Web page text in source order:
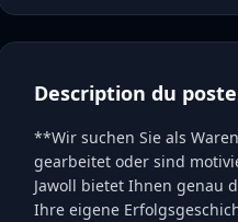
Description du poste
**Wir suchen Sie als
gearbeitet oder sind
Jawoll bietet Ihnen genau
Ihre eigene